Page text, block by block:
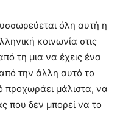
όλη αυτή η
κοινωνία στις
τη μια να έχεις ένα
την άλλη αυτό το
προχωράει μάλιστα, να
που δεν μπορεί να το